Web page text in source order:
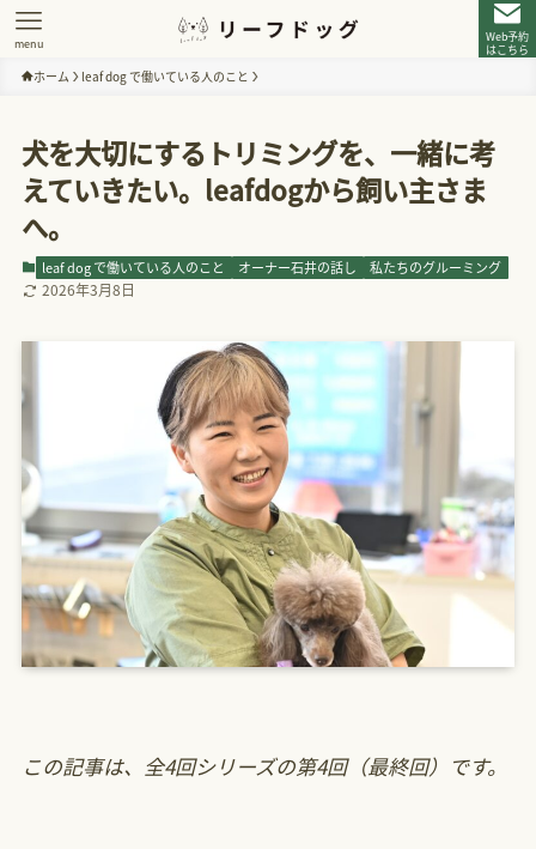
Web予約
はこちら
menu
ホーム leaf dog で働いている人のこと
犬を大切にするトリミングを、一緒に考
えていきたい。leafdogから飼い主さま
へ。
leaf dog で働いている人のこと オーナー石井の話し 私たちのグルーミング
2026年3月8日
この記事は、全4回シリーズの第4回（最終回）です。